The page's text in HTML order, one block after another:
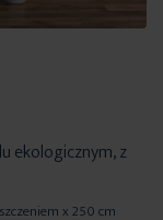
ekologicznym, z
x 250 cm